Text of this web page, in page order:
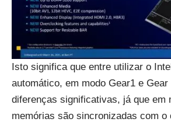
Isto significa que entre utilizar o
automático, em modo Gear1 e
diferenças significativas, já que em
memórias são sincronizadas com o